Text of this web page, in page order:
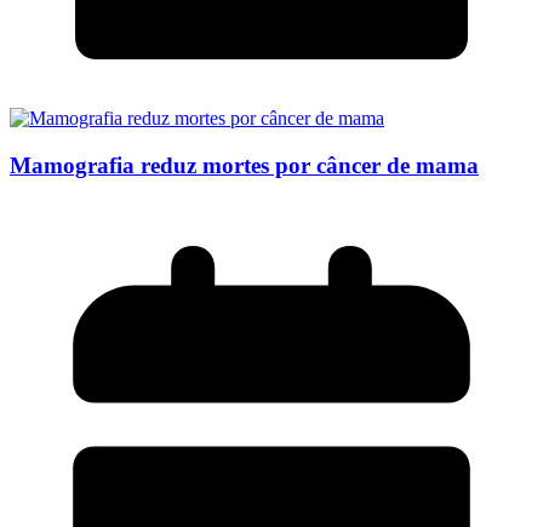
Mamografia reduz mortes por câncer de mama